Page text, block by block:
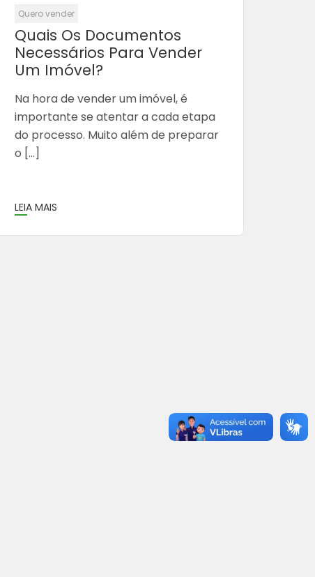
Quero vender
Quais Os Documentos
Necessários Para Vender
Um Imóvel?
Na hora de vender um imóvel, é
importante se atentar a cada etapa
do processo. Muito além de preparar
o […]
LEIA MAIS